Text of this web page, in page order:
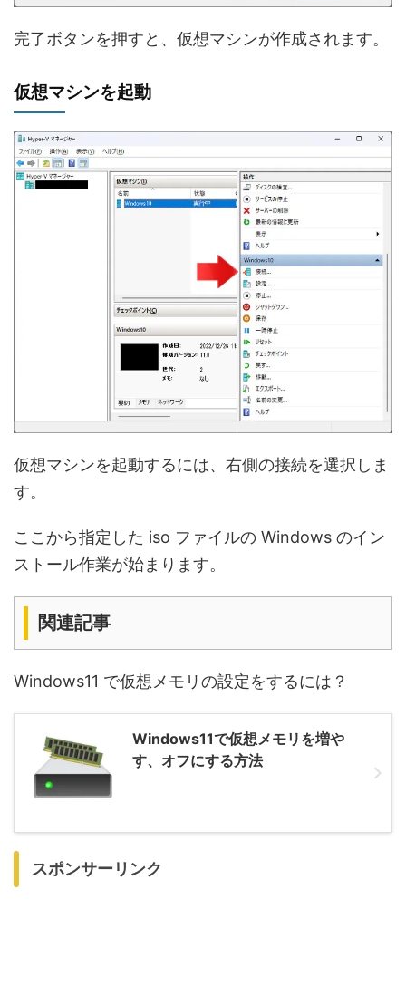
完了ボタンを押すと、仮想マシンが作成されます。
仮想マシンを起動
仮想マシンを起動するには、右側の接続を選択しま
す。
ここから指定した iso ファイルの Windows のイン
ストール作業が始まります。
関連記事
Windows11 で仮想メモリの設定をするには？
Windows11で仮想メモリを増や
す、オフにする方法
スポンサーリンク